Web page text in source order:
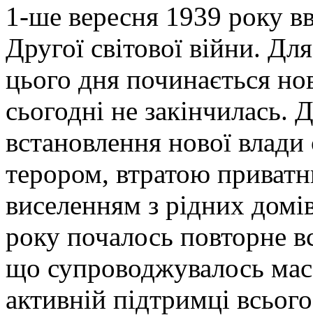
1-ше вересня 1939 року
Другої світової війни.
цього дня починається
сьогодні не закінчилась.
встановлення нової
терором, втратою
виселенням з рідних
року почалось повторне
що супроводжувалось
активній підтримці